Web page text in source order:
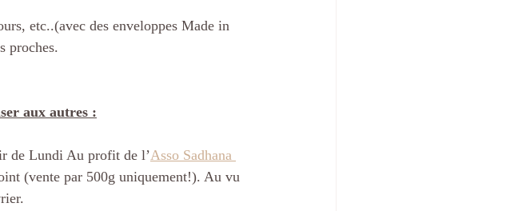
etc..(avec des enveloppes Made in
proches.
aux autres :
de Lundi Au profit de l’Asso Sadhana
(vente par 500g uniquement!). Au vu